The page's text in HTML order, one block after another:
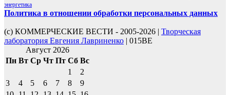
энергетика
Политика в отношении обработки персональных данных
(с) КОММЕРЧЕСКИЕ ВЕСТИ - 2005-2026 | Творческая
лаборатория Евгения Лавриненко | 015BE
Август 2026
Пн Вт Ср Чт Пт Сб Вс
1
2
3
4 5 6 7 8
9